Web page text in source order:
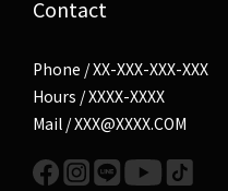
Contact
Phone / XX-XXX-XXX-XXX
Hours / XXXX-XXXX
Mail / XXX@XXXX.COM